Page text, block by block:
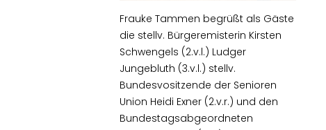
Frauke Tammen begrüßt als Gäste
die stellv. Bürgeremisterin Kirsten
Schwengels (2.v.l.) Ludger
Jungebluth (3.v.l.) stellv.
Bundesvositzende der Senioren
Union Heidi Exner (2.v.r.) und den
Bundestagsabgeordneten